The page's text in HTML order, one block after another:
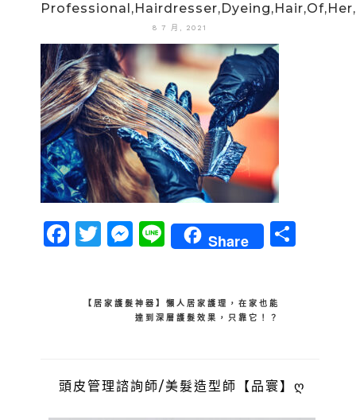
8 7 月, 2021
Facebook
Twitter
Messenger
LineShare
分
【居家護髮神器】懶人居家護理，在家也能
達到深層護髮效果，只靠它！？
頭皮管理諮詢師/美髮造型師【品寰】ღ